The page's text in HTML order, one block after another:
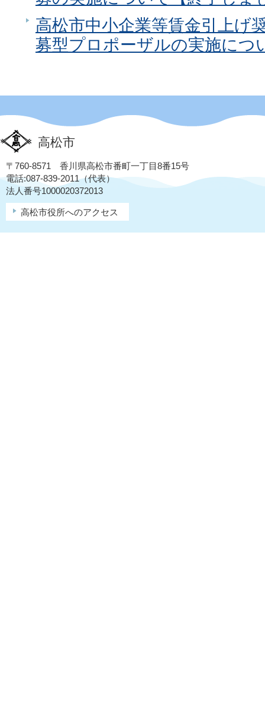
高松市中小企業等賃金引上げ
募型プロポーザルの実施につ
高松市
〒760-8571 香川県高松市番町一丁目8番15号
電話:087-839-2011（代表）
法人番号1000020372013
高松市役所へのアクセス